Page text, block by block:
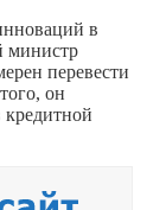
в
министр
перевести
он
кредитной